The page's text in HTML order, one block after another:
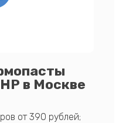
в Москве
от 390 рублей;